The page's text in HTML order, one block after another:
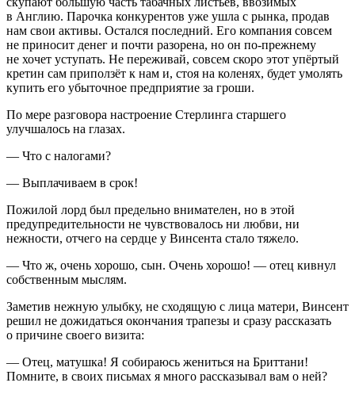
в Англию. Парочка конкурентов уже ушла с рынка, продав
нам свои активы. Остался последний. Его компания совсем
не приносит денег и почти разорена, но он по-прежнему
не хочет уступать. Не переживай, совсем скоро этот упёртый
кретин сам приползёт к нам и, стоя на коленях, будет умолять
купить его убыточное предприятие за гроши.
По мере разговора настроение Стерлинга старшего
улучшалось на глазах.
— Что с налогами?
— Выплачиваем в срок!
Пожилой лорд был предельно внимателен, но в этой
предупредительности не чувствовалось ни любви, ни
нежности, отчего на сердце у Винсента стало тяжело.
— Что ж, очень хорошо, сын. Очень хорошо! — отец кивнул
собственным мыслям.
Заметив нежную улыбку, не сходящую с лица матери, Винсент
решил не дожидаться окончания трапезы и сразу рассказать
о причине своего визита:
— Отец, матушка! Я собираюсь жениться на Бриттани!
Помните, в своих письмах я много рассказывал вам о ней?